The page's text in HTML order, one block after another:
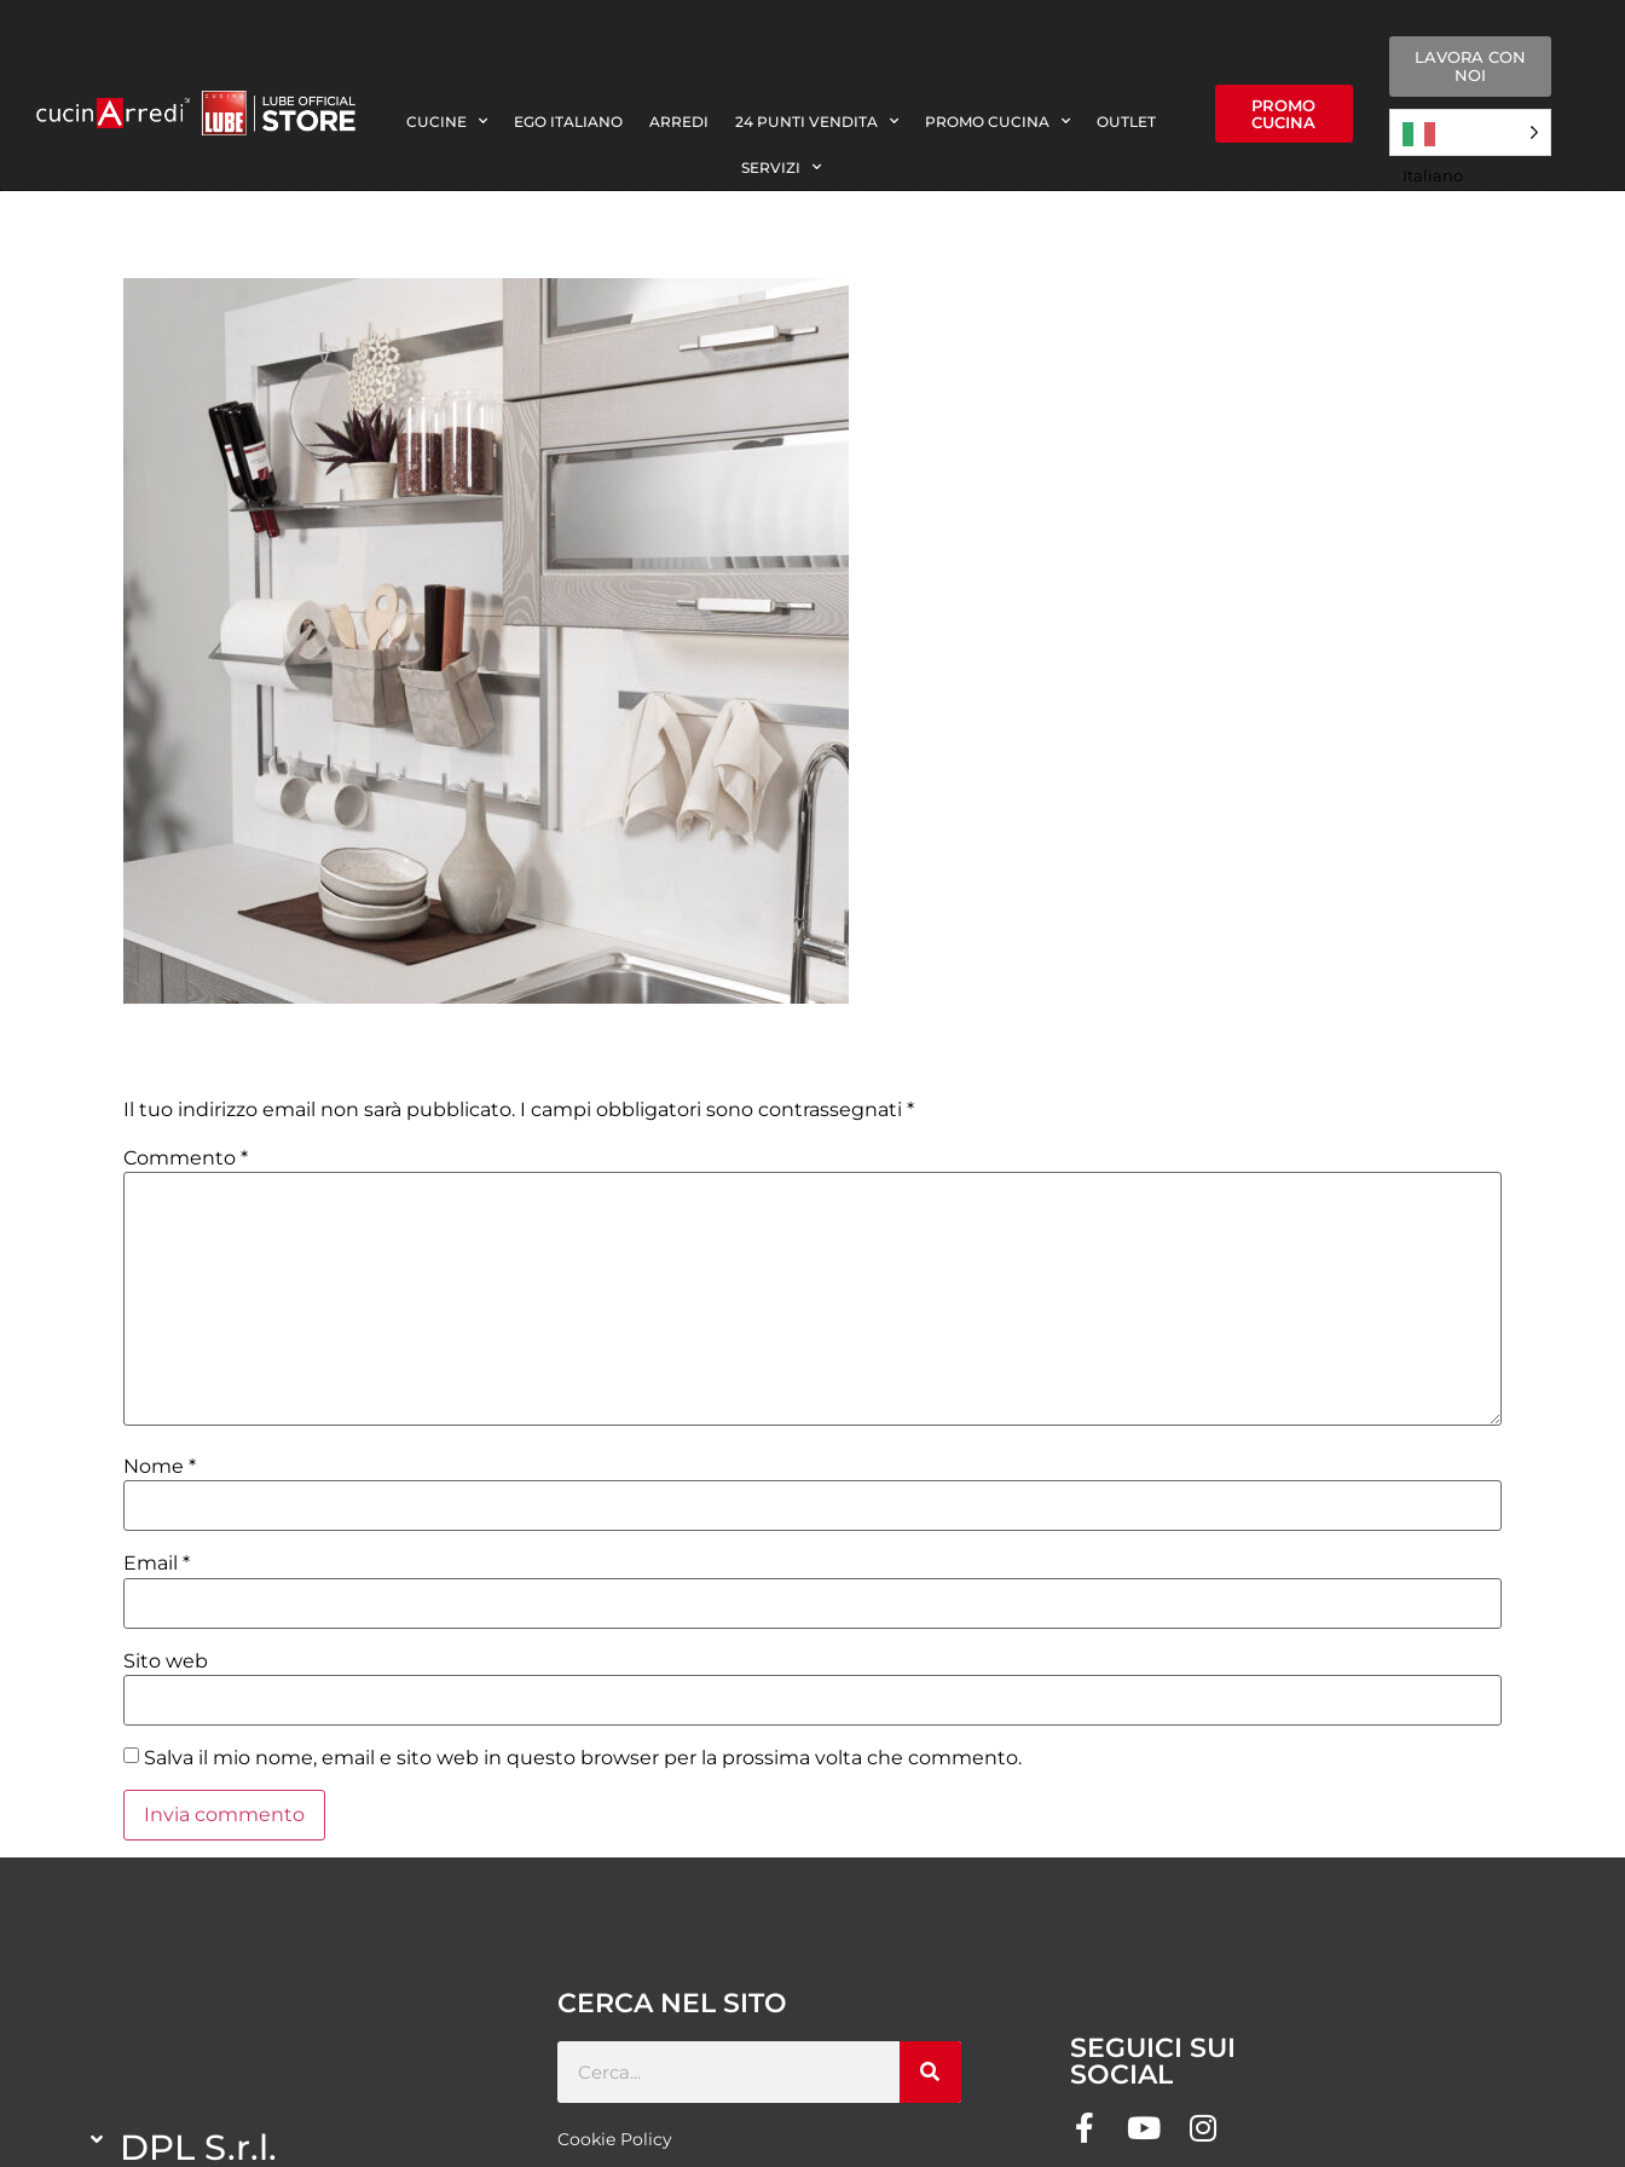
CUCINE EGO ITALIANO ARREDI 24 PUNTI VENDITA PROMO CUCINA OUTLET
SERVIZI
PROMO
CUCINA
LAVORA CON
NOI
Italiano
Il tuo indirizzo email non sarà pubblicato. I campi obbligatori sono contrassegnati *
Commento *
Nome *
Email *
Sito web
Salva il mio nome, email e sito web in questo browser per la prossima volta che commento.
DPL S.r.l.
CERCA NEL SITO
Cookie Policy
SEGUICI SUI
SOCIAL